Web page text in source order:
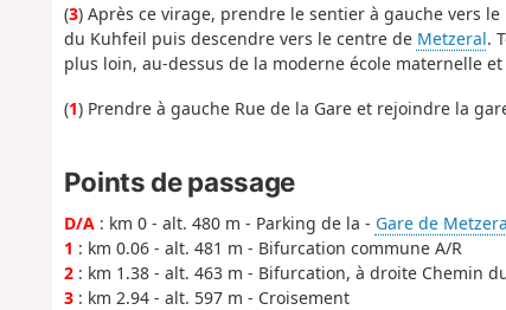
(3) Après ce virage, prendre le sentier à gauche vers
du Kuhfeil puis descendre vers le centre de Metzeral.
plus loin, au-dessus de la moderne école maternelle
(1) Prendre à gauche Rue de la Gare et rejoindre la
Points de passage
D/A: km 0 - alt. 480 m - Parking de la - Gare de
1 : km 0.06 - alt. 481 m - Bifurcation commune A/R
2: km 1.38 - alt. 463 m - Bifurcation, à droite Chemin
3: km 2.94 - alt. 597 m - Croisement